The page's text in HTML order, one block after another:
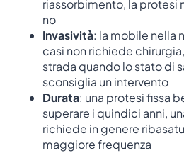
riassorbimento, la protesi
no
Invasività: la mobile nella
casi non richiede
strada quando lo stato di
sconsiglia un intervento
Durata: una protesi fissa
superare i quindici anni,
richiede in genere
maggiore frequenza